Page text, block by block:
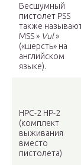
Бесшумный
пистолет PSS
также
MSS » Vul»
(«шерсть» на
английском
языке).
НРС-2 НР-2
(комплект
выживания
вместо
пистолета)